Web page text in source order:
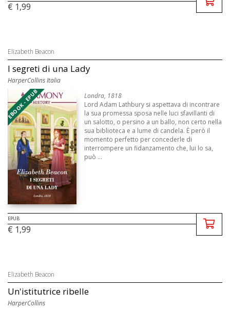
€ 1,99
Elizabeth Beacon
I segreti di una Lady
HarperCollins Italia
EBOOK - EPUB
Londra, 1818
Lord Adam Lathbury si aspettava di incontrare
la sua promessa sposa nelle luci sfavillanti di
un salotto, o persino a un ballo, non certo nella
sua biblioteca e a lume di candela. È però il
momento perfetto per concederle di
interrompere un fidanzamento che, lui lo sa,
può ...
EPUB
€ 1,99
Elizabeth Beacon
Un'istitutrice ribelle
HarperCollins